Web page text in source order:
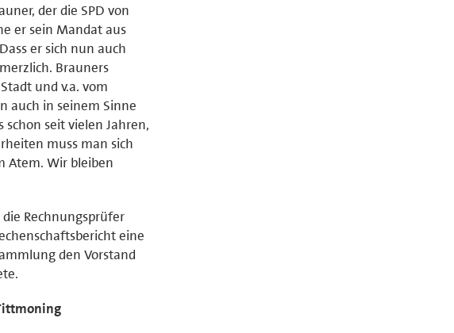
der die SPD von
er sein Mandat aus
er sich nun auch
Brauners
und v.a. vom
auch in seinem Sinne
schon seit vielen Jahren,
muss man sich
Atem. Wir bleiben
Rechnungsprüfer
eine
den Vorstand